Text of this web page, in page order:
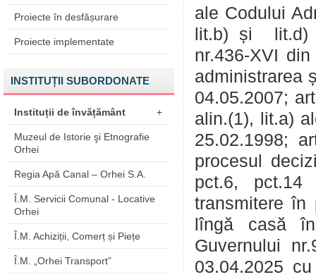
Proiecte în desfășurare
Proiecte implementate
INSTITUȚII SUBORDONATE
Instituții de învățământ +
Muzeul de Istorie şi Etnografie
Orhei
Regia Apă Canal – Orhei S.A.
Î.M. Servicii Comunal - Locative
Orhei
Î.M. Achiziții, Comerț și Piețe
Î.M. „Orhei Transport”
ale Codului
lit.b) și lit.d)
nr.436-XVI
administrarea
04.05.2007;
alin.(1), lit.a)
25.02.1998;
procesul
pct.6,
transmitere în
lîngă casă
Guvernului
03.04.2025